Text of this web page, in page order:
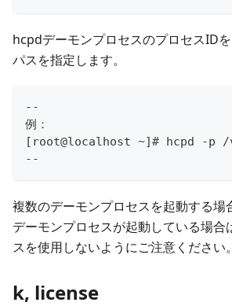
hcpdデーモンプロセスのプロセスID
パスを指定します。
--
例：
[root@localhost ~]# hcpd -p
--
複数のデーモンプロセスを起動する場
デーモンプロセスが起動している場合
スを使用しないようにご注意ください。
k, license